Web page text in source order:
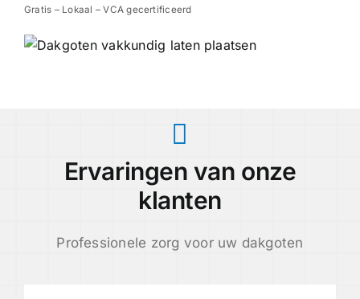
Gratis – Lokaal – VCA gecertificeerd
Ervaringen van onze
klanten
Professionele zorg voor uw dakgoten